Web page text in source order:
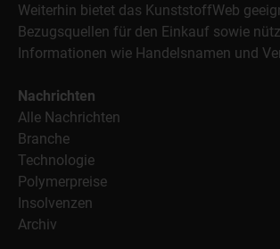
Weiterhin bietet das KunststoffWeb
Bezugsquellen für den Einkauf sowie
Informationen wie Handelsnamen und
Nachrichten
Alle Nachrichten
Branche
Technologie
Polymerpreise
Insolvenzen
Archiv